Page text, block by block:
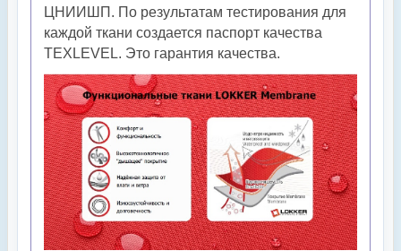
ЦНИИШП. По результатам тестирования для
каждой ткани создается паспорт качества
TEXLEVEL. Это гарантия качества.